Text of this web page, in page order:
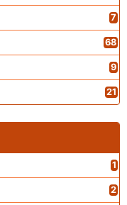
7
68
9
21
1
2